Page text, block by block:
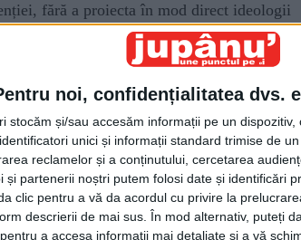
noi, confidențialitatea dvs.
stocăm și/sau accesăm informații pe un
unici și informații standard trimise de
reclamelor și a conținutului, cercetarea
și partenerii noștri putem folosi date și identificări
clic pentru a vă da acordul cu privire la
descrierii de mai sus. În mod alternativ, puteți
a accesa informații mai detaliate și a vă
fără a proiecta în mod direct ideologii
cu toate stereotipurile naționalistului
loc sacru, plin de comori de descoperit.
de conținut și la televiziunile cu
din oricare țară UE. Majoritatea
cum este cazul jocurilor video precum ”
în întreaga lume. El conține o opțiune de
participant diverse moduri de luptă.